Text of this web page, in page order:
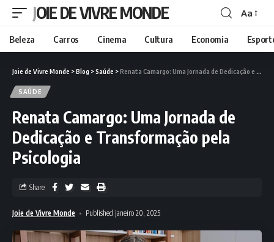
JOIE DE VIVRE MONDE Aa
Beleza Carros Cinema Cultura Economia
Joie de Vivre Monde >Blog >Saúde >Renata Camargo: Uma Jornada de Dedicação e Transformação pela Psicologia
SAÚDE
Renata Camargo: Uma Jornada de
Dedicação e Transformação pela
Psicologia
Joie de Vivre Monde Published janeiro 20, 2025
Share